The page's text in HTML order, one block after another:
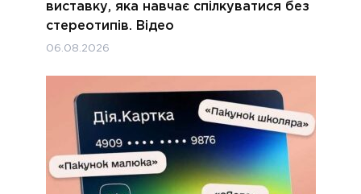
виставку, яка навчає спілкуватися без
стереотипів. Відео
06.08.2026